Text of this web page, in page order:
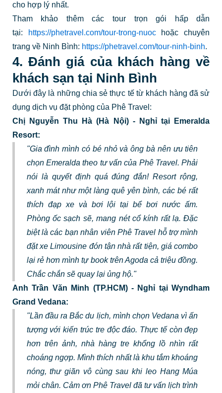
cho hợp lý nhất.
Tham khảo thêm các tour trọn gói hấp dẫn
tại:
https://phetravel.com/tour-trong-nuochoặc chuyên
trang về Ninh Bình: https://phetravel.com/tour-ninh-binh.
4. Đánh giá của khách hàng về
khách sạn tại Ninh Bình
Dưới đây là những chia sẻ thực tế từ khách hàng đã sử
dụng dịch vụ đặt phòng của Phê Travel:
Chị Nguyễn Thu Hà (Hà Nội) - Nghỉ tại Emeralda
Resort:
"Gia đình mình có bé nhỏ và ông bà nên ưu tiên
chọn Emeralda theo tư vấn của Phê Travel. Phải
nói là quyết định quá đúng đắn! Resort rộng,
xanh mát như một làng quê yên bình, các bé rất
thích đạp xe và bơi lội tại bể bơi nước ấm.
Phòng ốc sạch sẽ, mang nét cổ kính rất lạ. Đặc
biệt là các bạn nhân viên Phê Travel hỗ trợ mình
đặt xe Limousine đón tận nhà rất tiện, giá combo
lại rẻ hơn mình tự book trên Agoda cả triệu đồng.
Chắc chắn sẽ quay lại ủng hộ."
Anh Trần Văn Minh (TP.HCM) - Nghỉ tại Wyndham
Grand Vedana:
"Lần đầu ra Bắc du lịch, mình chọn Vedana vì ấn
tượng với kiến trúc tre độc đáo. Thực tế còn đẹp
hơn trên ảnh, nhà hàng tre khổng lồ nhìn rất
choáng ngợp. Mình thích nhất là khu tắm khoáng
nóng, thư giãn vô cùng sau khi leo Hang Múa
mỏi chân. Cảm ơn Phê Travel đã tư vấn lịch trình